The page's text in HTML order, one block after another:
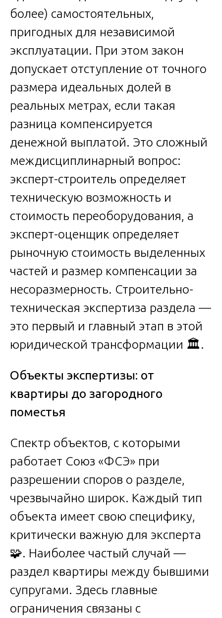
более) самостоятельных,
пригодных для независимой
эксплуатации. При этом закон
допускает отступление от точного
размера идеальных долей в
реальных метрах, если такая
разница компенсируется
денежной выплатой. Это сложный
междисциплинарный вопрос:
эксперт-строитель определяет
техническую возможность и
стоимость переоборудования, а
эксперт-оценщик определяет
рыночную стоимость выделенных
частей и размер компенсации за
несоразмерность. Строительно-
техническая экспертиза раздела —
это первый и главный этап в этой
юридической трансформации 🏛️.
Объекты экспертизы: от
квартиры до загородного
поместья
Спектр объектов, с которыми
работает Союз «ФСЭ» при
разрешении споров о разделе,
чрезвычайно широк. Каждый тип
объекта имеет свою специфику,
критически важную для эксперта
🧩. Наиболее частый случай —
раздел квартиры между бывшими
супругами. Здесь главные
ограничения связаны с